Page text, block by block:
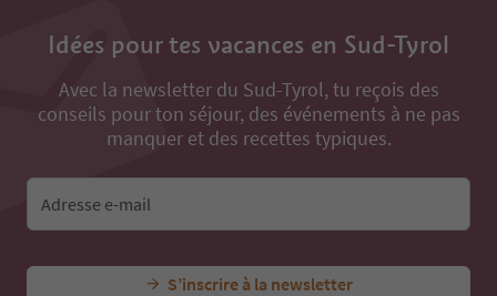
Idées pour tes vacances en Sud-Tyrol
Avec la newsletter du Sud-Tyrol, tu reçois des
conseils pour ton séjour, des événements à ne pas
manquer et des recettes typiques.
Adresse e-mail
S’inscrire à la newsletter